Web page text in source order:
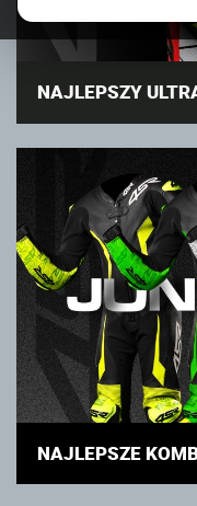
NAJLEPSZY
NAJLEPSZE